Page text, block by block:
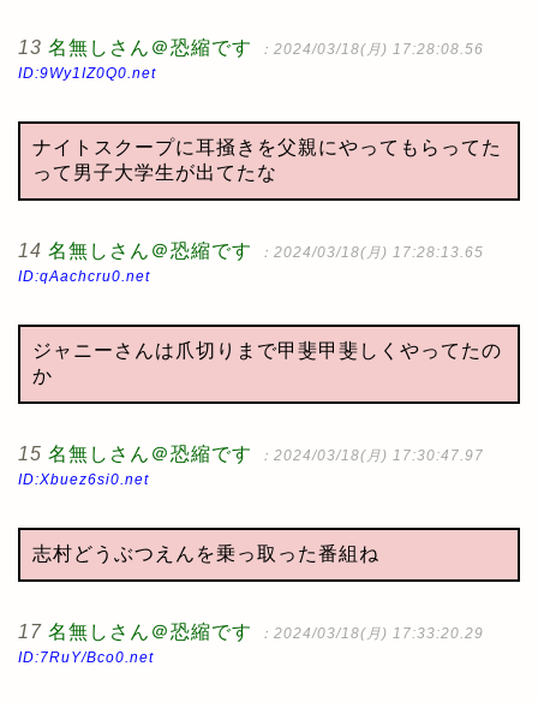
13 名無しさん＠恐縮です
：2024/03/18(月) 17:28:08.56
ID:9Wy1IZ0Q0.net
ナイトスクープに耳掻きを父親にやってもらってた
って男子大学生が出てたな
14 名無しさん＠恐縮です
：2024/03/18(月) 17:28:13.65
ID:qAachcru0.net
ジャニーさんは爪切りまで甲斐甲斐しくやってたの
か
15 名無しさん＠恐縮です
：2024/03/18(月) 17:30:47.97
ID:Xbuez6si0.net
志村どうぶつえんを乗っ取った番組ね
17 名無しさん＠恐縮です
：2024/03/18(月) 17:33:20.29
ID:7RuY/Bco0.net